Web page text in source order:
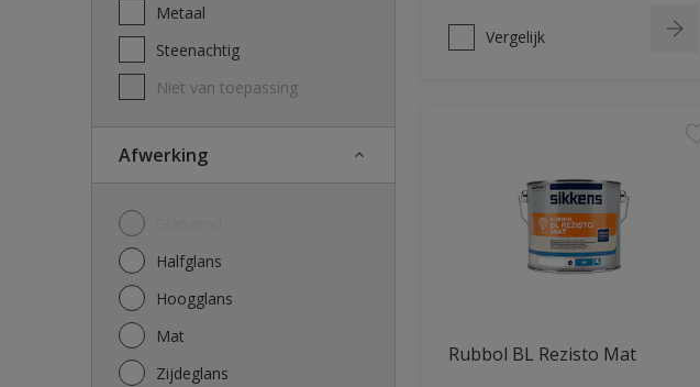
Metaal
Steenachtig
Niet van toepassing
Afwerking
Halfglans
Hoogglans
Mat
Zijdeglans
Vergelijk
Rubbol BL Rezisto Mat